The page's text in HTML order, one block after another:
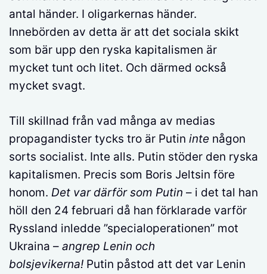
antal händer. I oligarkernas händer.
Innebörden av detta är att det sociala skikt
som bär upp den ryska kapitalismen är
mycket tunt och litet. Och därmed också
mycket svagt.
Till skillnad från vad många av medias
propagandister tycks tro är Putin inte någon
sorts socialist. Inte alls. Putin stöder den ryska
kapitalismen. Precis som Boris Jeltsin före
honom. Det var därför som Putin – i det tal han
höll den 24 februari då han förklarade varför
Ryssland inledde ”specialoperationen” mot
Ukraina – angrep Lenin och
bolsjevikerna! Putin påstod att det var Lenin